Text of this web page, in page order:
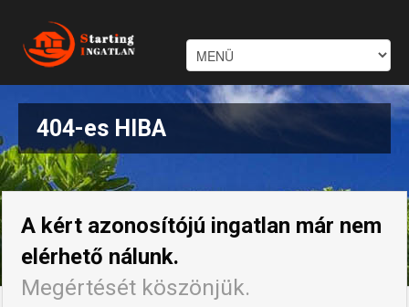
404-es HIBA
A kért azonosítójú ingatlan már nem
elérhető nálunk.
Megértését köszönjük.